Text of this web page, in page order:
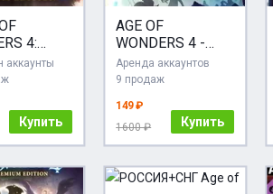
4:
・
Купить
AGE OF
WONDERS 4 -
ОНЛАЙН STEAM
Аккаунт
Аренда аккаунтов
9 продаж
149 ₽
1600 ₽
Купить